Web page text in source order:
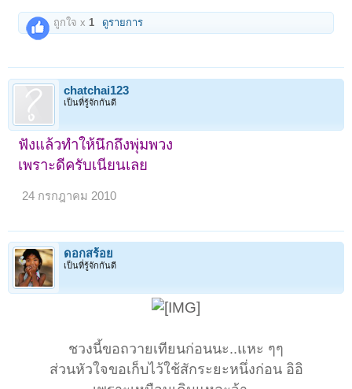
ถูกใจ x1 ดูรายการ
chatchai123
เป็นที่รู้จักกันดี
ฟังแล้วทำให้นึกถึงพุ่มพวง
เพราะดีครับเนียนเลย
24 กรกฎาคม 2010
ดอกสร้อย
เป็นที่รู้จักกันดี
ชวงนี้ขอถวายเทียนก่อนนะ..แหะ ๆๆ
ส่วนหัวใจขอเก็บไว้ใช้สักระยะหนึ่งก่อน อิอิ